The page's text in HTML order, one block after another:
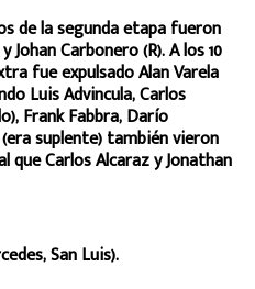
de la segunda etapa fueron
Johan Carbonero (R). A los 10
fue expulsado Alan Varela
Luis Advincula, Carlos
Frank Fabbra, Darío
suplente) también vieron
Carlos Alcaraz y Jonathan
San Luis).